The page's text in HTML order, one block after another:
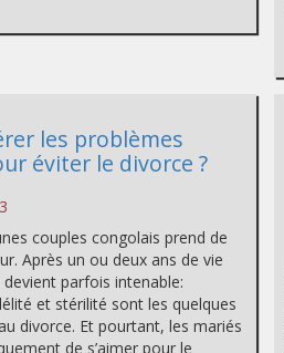
les problèmes
éviter le divorce ?
couples congolais prend de
Après un ou deux ans de vie
parfois intenable:
et stérilité sont les quelques
divorce. Et pourtant, les mariés
de s’aimer pour le